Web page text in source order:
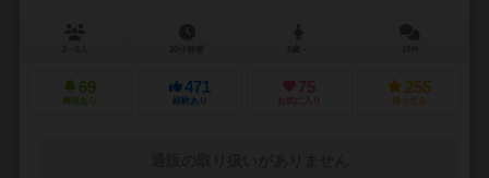
69
興味あり
471
経験あり
75
お気に入り
255
持ってる